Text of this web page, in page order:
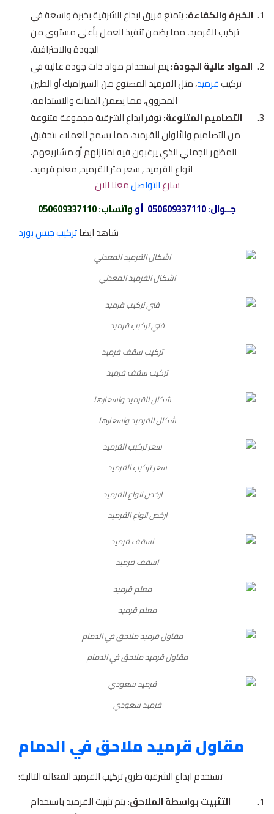
الخبرة والكفاءة:يتمتع فريق ابداع الشرقية بخبرة واسعة في
تركيب القرميد، مما يضمن تنفيذ العمل بأعلى مستوى من
الجودة والاحترافية.
المواد عالية الجودة:يتم استخدام مواد ذات جودة عالية في
تركيبقرميد، مثل القرميد المصنوع من السيراميك أو الطين
المحروق، مما يضمن المتانة والاستدامة.
التصاميم المتنوعة:توفر ابداع الشرقية مجموعة متنوعة
من التصاميم والألوان للقرميد، مما يسمح للعملاء بتحقيق
المظهر الجمالي الذي يرغبون فيه لمنازلهم أو مشاريعهم.
انواع القرميد , سعر متر القرميد, معلم قرميد.
سارعالتواصلمعنا الان
جــوال:
أوواتساب:
050609337110
شاهد ايضاتركيب جبس بورد
اشكال القرميد المعدني
فني تركيب قرميد
تركيب سقف قرميد
شكال القرميد واسعارها
سعر تركيب القرميد
ارخص انواع القرميد
اسقف قرميد
معلم قرميد
مقاول قرميد ملاحق في الدمام
قرميد سعودي
مقاول قرميد ملاحق في الدمام
تستخدم ابداع الشرقية طرق تركيب القرميد الفعالة التالية:
التثبيت بواسطة الملاحق:يتم تثبيت القرميد باستخدام